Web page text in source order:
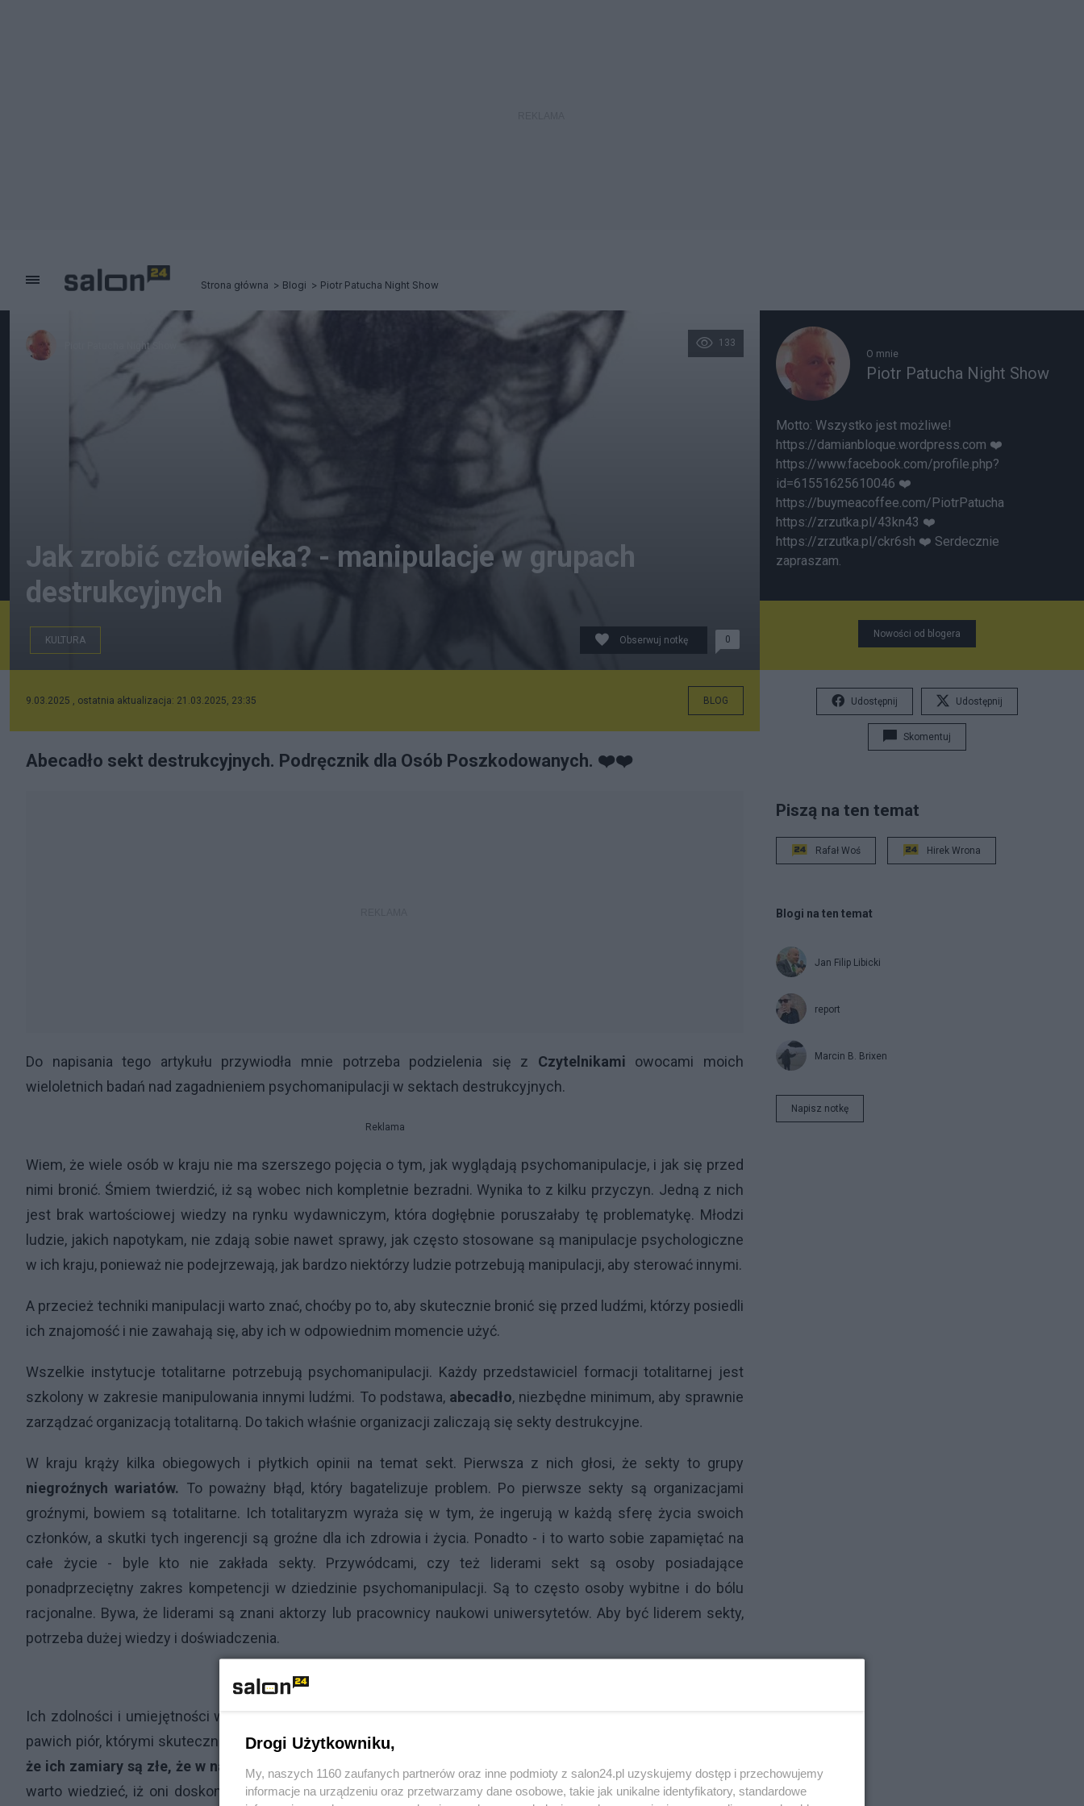
Strona główna Blogi Piotr Patucha Night Show
Piotr Patucha Night Show 133
Jak zrobić człowieka? - manipulacje w grupach
destrukcyjnych
KULTURA Obserwuj notkę 0
9.03.2025 , ostatnia aktualizacja: 21.03.2025, 23:35 BLOG
Abecadło sekt destrukcyjnych. Podręcznik dla Osób Poszkodowanych. ❤️❤️
Do napisania tego artykułu przywiodła mnie potrzeba podzielenia się z Czytelnikami owocami moich
wieloletnich badań nad zagadnieniem psychomanipulacji w sektach destrukcyjnych.
Reklama
Wiem, że wiele osób w kraju nie ma szerszego pojęcia o tym, jak wyglądają psychomanipulacje, i jak się przed
nimi bronić. Śmiem twierdzić, iż są wobec nich kompletnie bezradni. Wynika to z kilku przyczyn. Jedną z nich
jest brak wartościowej wiedzy na rynku wydawniczym, która dogłębnie poruszałaby tę problematykę. Młodzi
ludzie, jakich napotykam, nie zdają sobie nawet sprawy, jak często stosowane są manipulacje psychologiczne
w ich kraju, ponieważ nie podejrzewają, jak bardzo niektórzy ludzie potrzebują manipulacji, aby sterować innymi.
A przecież techniki manipulacji warto znać, choćby po to, aby skutecznie bronić się przed ludźmi, którzy posiedli
ich znajomość i nie zawahają się, aby ich w odpowiednim momencie użyć.
Wszelkie instytucje totalitarne potrzebują psychomanipulacji. Każdy przedstawiciel formacji totalitarnej jest
szkolony w zakresie manipulowania innymi ludźmi. To podstawa, abecadło, niezbędne minimum, aby sprawnie
zarządzać organizacją totalitarną. Do takich właśnie organizacji zaliczają się sekty destrukcyjne.
W kraju krąży kilka obiegowych i płytkich opinii na temat sekt. Pierwsza z nich głosi, że sekty to grupy
niegroźnych wariatów. To poważny błąd, który bagatelizuje problem. Po pierwsze sekty są organizacjami
groźnymi, bowiem są totalitarne. Ich totalitaryzm wyraża się w tym, że ingerują w każdą sferę życia swoich
członków, a skutki tych ingerencji są groźne dla ich zdrowia i życia. Ponadto - i to warto sobie zapamiętać na
całe życie - byle kto nie zakłada sekty. Przywódcami, czy też liderami sekt są osoby posiadające
ponadprzeciętny zakres kompetencji w dziedzinie psychomanipulacji. Są to często osoby wybitne i do bólu
racjonalne. Bywa, że liderami są znani aktorzy lub pracownicy naukowi uniwersytetów. Aby być liderem sekty,
potrzeba dużej wiedzy i doświadczenia.
Ich zdolności i umiejętności wywierania wpływu są zdumiewające, a walory, takie jak charyzma spełniają rolę
pawich piór, którymi skutecznie kokietują mniej doświadczonych od siebie ludzi.
że ich zamiary są złe, że w najgłębszych pokładach swojej świadomości przywódcy sekt są złymi ludźmi.
warto wiedzieć, iż oni doskonale wiedzą, że są źli. Kiedy patrzą w lustro, nienawidzą siebie. Właśnie z tego
O mnie
Piotr Patucha Night Show
Motto: Wszystko jest możliwe!
https://damianbloque.wordpress.com ❤️
https://www.facebook.com/profile.php?
id=61551625610046 ❤️
https://buymeacoffee.com/PiotrPatucha
https://zrzutka.pl/43kn43 ❤️
https://zrzutka.pl/ckr6sh ❤️ Serdecznie
zapraszam.
Nowości od blogera
Udostępnij Udostępnij
Skomentuj
Piszą na ten temat
Rafał Woś Hirek Wrona
Blogi na ten temat
Jan Filip Libicki
report
Marcin B. Brixen
Napisz notkę
Drogi Użytkowniku,
My, naszych 1160 zaufanych partnerów oraz inne podmioty z salon24.pl uzyskujemy dostęp i przechowujemy
informacje na urządzeniu oraz przetwarzamy dane osobowe, takie jak unikalne identyfikatory, standardowe